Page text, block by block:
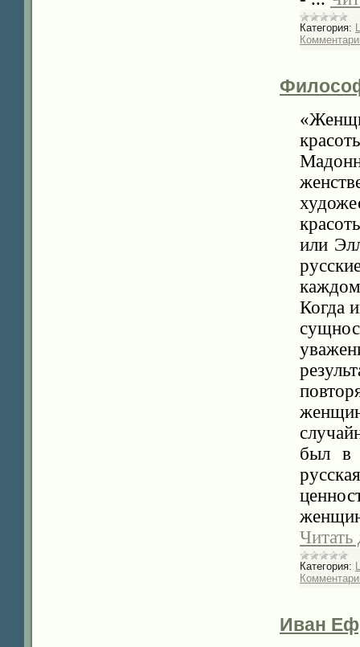
Категория:
или
каждом
Когда
был в
Читать
Категория:
Иван